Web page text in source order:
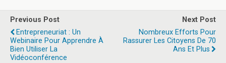
Previous Post
Entrepreneuriat : Un
Webinaire Pour Apprendre À
Bien Utiliser La
Vidéoconférence
Next Post
Nombreux Efforts Pour
Rassurer Les Citoyens De 70
Ans Et Plus